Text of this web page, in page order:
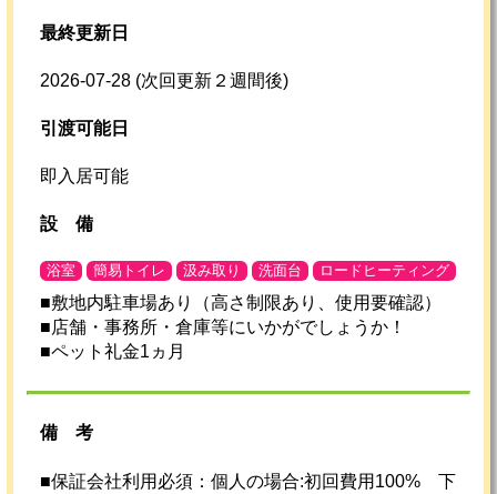
最終更新日
2026-07-28 (次回更新２週間後)
引渡可能日
即入居可能
設 備
浴室 簡易トイレ 汲み取り 洗面台 ロードヒーティング
■敷地内駐車場あり（高さ制限あり、使用要確認）
■店舗・事務所・倉庫等にいかがでしょうか！
■ペット礼金1ヵ月
備考
■保証会社利用必須：個人の場合:初回費用100% 下